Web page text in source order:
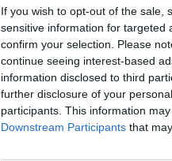
If you wish to opt-out of the sale,
sensitive information for targeted
confirm your selection. Please
continue seeing interest-based
information disclosed to third
further disclosure of your
participants. This information
Downstream Participants that